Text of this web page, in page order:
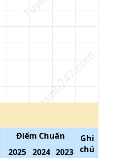
Điểm Chuẩn
Ghi
chú
2025 2024 2023